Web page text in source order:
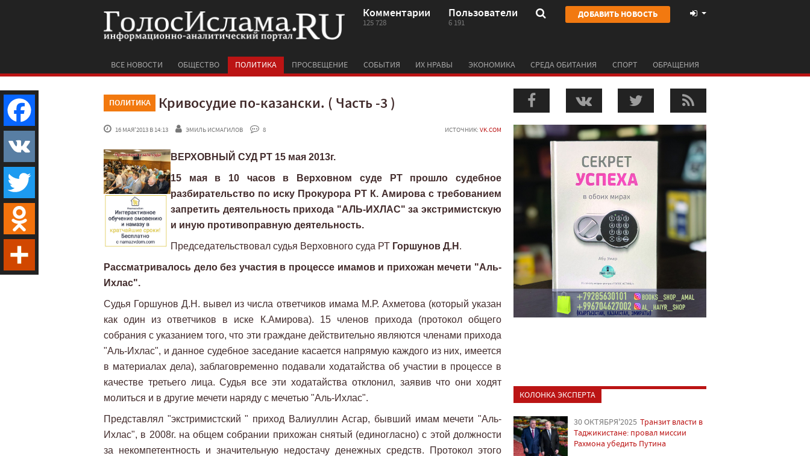
Комментарии
125 728
Пользователи
6 191
ДОБАВИТЬ НОВОСТЬ
ВСЕ НОВОСТИ ОБЩЕСТВО ПОЛИТИКА ПРОСВЕЩЕНИЕ СОБЫТИЯ ИХ НРАВЫ ЭКОНОМИКА СРЕДА ОБИТАНИЯ СПОРТ ОБРАЩЕНИЯ
ПОЛИТИКА Кривосудие по-казански. ( Часть -3 )
16 МАЯ'2013 В 14:13 ЭМИЛЬ ИСМАГИЛОВ 8 ИСТОЧНИК: VK.COM
ВЕРХОВНЫЙ СУД РТ 15 мая 2013г.
15 мая в 10 часов в Верховном суде РТ прошло судебное
разбирательство по иску Прокурора РТ К. Амирова с требованием
запретить деятельность прихода "АЛЬ-ИХЛАС" за экстримистскую
и иную противоправную деятельность.
Председательствовал судья Верховного суда РТ Горшунов Д.Н .
Рассматривалось дело без участия в процессе имамов и прихожан мечети "Аль-
Ихлас".
Судья Горшунов Д.Н. вывел из числа ответчиков имама М.Р. Ахметова (который указан
как один из ответчиков в иске К.Амирова). 15 членов прихода (протокол общего
собрания с указанием того, что эти граждане действительно являются членами прихода
"Аль-Ихлас", и данное судебное заседание касается напрямую каждого из них, имеется
в материалах дела), заблаговременно подавали ходатайства об участии в процессе в
качестве третьего лица. Судья все эти ходатайства отклонил, заявив что они ходят
молиться и в другие мечети наряду с мечетью "Аль-Ихлас".
Представлял "экстримистский " приход Валиуллин Асгар, бывший имам мечети "Аль-
Ихлас", в 2008г. на общем собрании прихожан снятый (единогласно) с этой должности
за некомпетентность и значительную недостачу денежных средств. Протокол этого
КОЛОНКА ЭКСПЕРТА
30 ОКТЯБРЯ'2025 Транзит власти в
Таджикистане: провал миссии
Рахмона убедить Путина
Facebook
VK
Twitter
Odnoklassniki